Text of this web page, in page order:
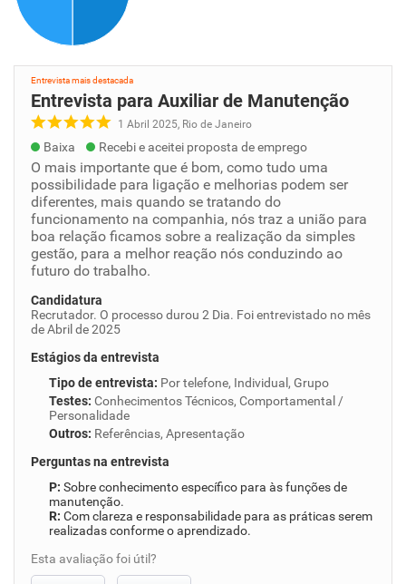
Entrevista mais destacada
Entrevista para Auxiliar de Manutenção
1 Abril 2025, Rio de Janeiro
Baixa Recebi e aceitei proposta de emprego
O mais importante que é bom, como tudo uma
possibilidade para ligação e melhorias podem ser
diferentes, mais quando se tratando do
funcionamento na companhia, nós traz a união para
boa relação ficamos sobre a realização da simples
gestão, para a melhor reação nós conduzindo ao
futuro do trabalho.
Candidatura
Recrutador. O processo durou 2 Dia. Foi entrevistado no mês
de Abril de 2025
Estágios da entrevista
Tipo de entrevista: Por telefone, Individual, Grupo
Testes: Conhecimentos Técnicos, Comportamental /
Personalidade
Outros: Referências, Apresentação
Perguntas na entrevista
Sobre conhecimento específico para às funções de
manutenção.
Com clareza e responsabilidade para as práticas serem
realizadas conforme o aprendizado.
Esta avaliação foi útil?